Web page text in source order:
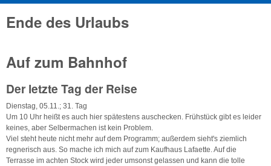
Ende des Urlaubs
Auf zum Bahnhof
Der letzte Tag der Reise
Dienstag, 05.11.; 31. Tag
Um 10 Uhr heißt es auch hier spätestens auschecken. Frühstück gibt es leider
keines, aber Selbermachen ist kein Problem.
Viel steht heute nicht mehr auf dem Programm; außerdem sieht's ziemlich
regnerisch aus. So mache ich mich auf zum Kaufhaus Lafaette. Auf die
Terrasse im achten Stock wird jeder umsonst gelassen und kann die tolle